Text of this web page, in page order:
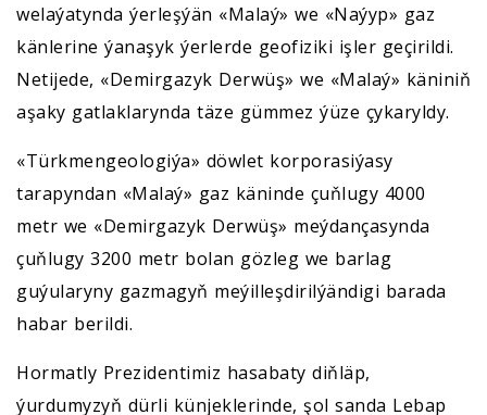
welaýatynda ýerleşýän «Malaý» we «Naýyp» gaz
känlerine ýanaşyk ýerlerde geofiziki işler geçirildi.
Netijede, «Demirgazyk Derwüş» we «Malaý» käniniň
aşaky gatlaklarynda täze gümmez ýüze çykaryldy.
«Türkmengeologiýa» döwlet korporasiýasy
tarapyndan «Malaý» gaz käninde çuňlugy 4000
metr we «Demirgazyk Derwüş» meýdançasynda
çuňlugy 3200 metr bolan gözleg we barlag
guýularyny gazmagyň meýilleşdirilýändigi barada
habar berildi.
Hormatly Prezidentimiz hasabaty diňläp,
ýurdumyzyň dürli künjeklerinde, şol sanda Lebap